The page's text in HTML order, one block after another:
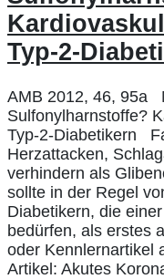
Typ-2-
AMB 2012, 46, 95a
Sulfonylharnstoffe?
Typ-2-Diabetikern
Herzattacken,
verhindern als
sollte in der Regel
Diabetikern, die
bedürfen, als erstes
oder Kennlernartikel
Artikel: Akutes